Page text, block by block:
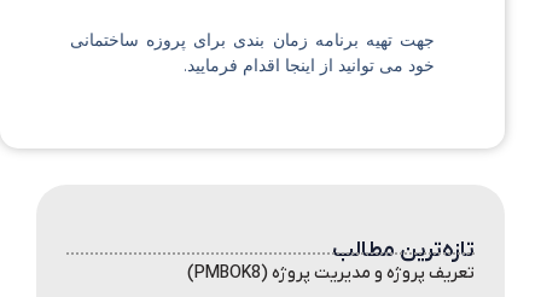
جهت تهیه برنامه زمان بندی برای پروزه ساختمانی
خود می توانید از اینجا اقدام فرمایید.
تازه‌ترین مطالب
تعریف پروژه و مدیریت پروژه (PMBOK8)